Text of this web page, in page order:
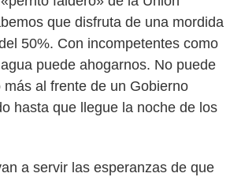
que disfruta de una mordida
50%. Con incompetentes como
puede ahogarnos. No puede
al frente de un Gobierno
hasta que llegue la noche de los
a servir las esperanzas de que